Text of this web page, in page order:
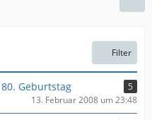
Filter
Geburtstag
5
13. Februar 2008 um 23:48